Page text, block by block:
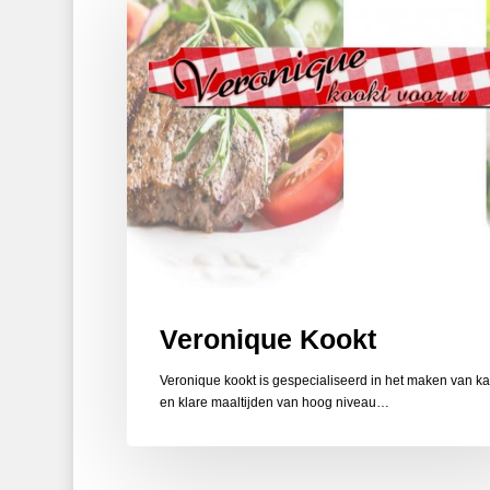
Veronique Kookt
Veronique kookt is gespecialiseerd in het maken van
en klare maaltijden van hoog niveau…